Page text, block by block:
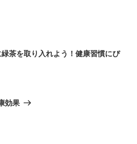
緑茶を取り入れよう！健康習慣にぴ
効果